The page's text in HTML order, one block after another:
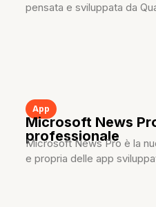
pensata e sviluppata da
App
Microsoft News
professionale
Microsoft News Pro è la
e propria delle app